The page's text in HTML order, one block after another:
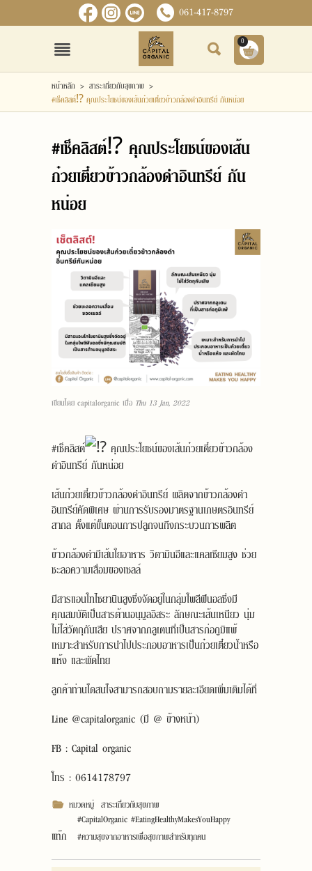
สมัครสมาชิก
หน้าหลัก
ข่าวสารและกิจกรรม
061-417-8797
0
หน้าหลัก > สาระเกี่ยวกับสุขภาพ >
#เช็คลิสต์⁉ คุณประโยชน์ของเส้นก๋วยเตี๋ยวข้าวกล้องดำอินทรีย์ กันหน่อย
#เช็คลิสต์⁉ คุณประโยชน์ของเส้น
ก๋วยเตี๋ยวข้าวกล้องดำอินทรีย์ กัน
หน่อย
เขียนโดย capitalorganic เมื่อ Thu 13 Jan, 2022
#เช็คลิสต์
คุณประโยชน์ของเส้นก๋วยเตี๋ยวข้าวกล้อง
ดำอินทรีย์ กันหน่อย
เส้นก๋วยเตี๋ยวข้าวกล้องดำอินทรีย์ ผลิตจากข้าวกล้องดำ
อินทรีย์คัดพิเศษ ผ่านการรับรองมาตรฐานเกษตรอินทรีย์
สากล ตั้งแต่ขั้นตอนการปลูกจนถึงกระบวนการผลิต
ข้าวกล้องดำมีเส้นใยอาหาร วิตามินอีและแคลเซียมสูง ช่วย
ชะลอความเสื่อมของเซลล์
มีสารแอนโทไซยานินสูงซึ่งจัดอยู่ในกลุ่มโพลีฟีนอลซึ่งมี
คุณสมบัติเป็นสารต้านอนุมูลอิสระ ลักษณะเส้นเหนียว นุ่ม
ไม่ใส่วัตถุกันเสีย ปราศจากกลูเตนที่เป็นสารก่อภูมิแพ้
เหมาะสำหรับการนำไปประกอบอาหารเป็นก๋วยเตี๋ยวน้ำหรือ
แห้ง และผัดไทย
ลูกค้าท่านใดสนใจสามารถสอบถามรายละเอียดเพิ่มเติมได้ที่
Line @capitalorganic (มี @ ข้างหน้า)
FB : Capital organic
โทร : 0614178797
หมวดหมู่ สาระเกี่ยวกับสุขภาพ
แท๊ก
#CapitalOrganic #EatingHealthyMakesYouHappy
#ความสุขจากอาหารเพื่อสุขภาพสำหรับทุกคน